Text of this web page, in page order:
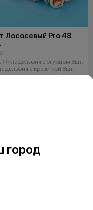
Лососевый Pro 48
г
Филадельфия с огурцом 8шт.
с креветкой 8шт.
ролл с лососем и крабом
город